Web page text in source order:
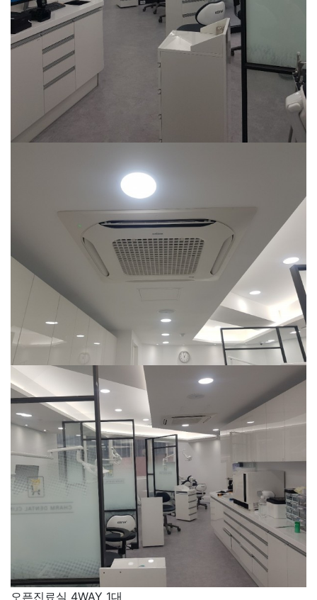
오픈진료실 4WAY 1대